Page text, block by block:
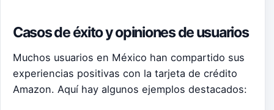
Casos de éxito y opiniones de usuarios
Muchos usuarios en México han compartido sus
experiencias positivas con la tarjeta de crédito
Amazon. Aquí hay algunos ejemplos destacados: